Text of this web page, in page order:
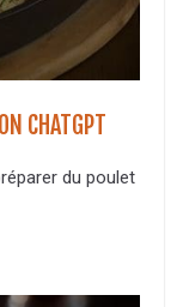
CHATGPT
du poulet